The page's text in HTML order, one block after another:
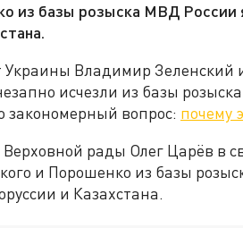
из базы розыска МВД России
Украины Владимир Зеленский
исчезли из базы
закономерный вопрос: почему
рады Олег Царёв в
и Порошенко из базы
и Казахстана.